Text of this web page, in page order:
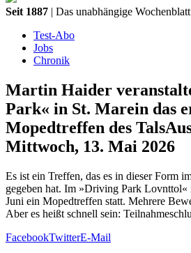
Seit 1887 | Das unabhängige
Test-Abo
Jobs
Chronik
Martin Haider
Park« in St. Marein das
Mopedtreffen des Tals
Mittwoch, 13. Mai 2026
Es ist ein Treffen, das es in dieser Form
gegeben hat. Im »Driving Park
Juni ein Mopedtreffen statt. Mehrere
Aber es heißt schnell sein:
FacebookTwitterE-Mail